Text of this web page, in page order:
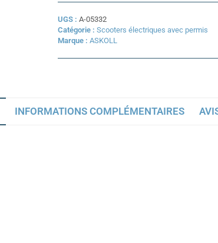
UGS : A-05332
Catégorie : Scooters électriques avec permis
Marque : ASKOLL
INFORMATIONS COMPLÉMENTAIRES